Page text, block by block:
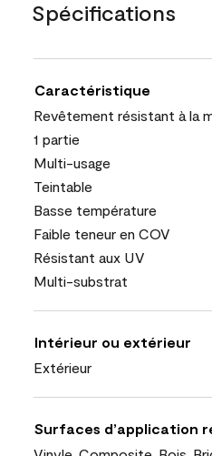
Spécifications
Caractéristique
Revêtement résistant à la
1 partie
Multi-usage
Teintable
Basse température
Faible teneur en COV
Résistant aux UV
Multi-substrat
Intérieur ou extérieur
Extérieur
Surfaces d’application